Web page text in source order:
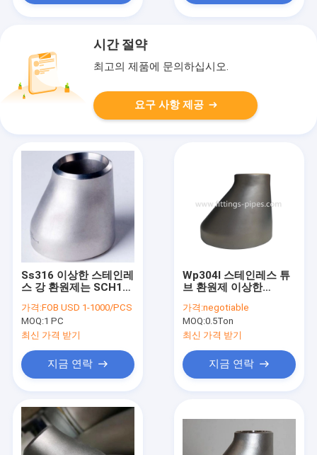
시간 절약
최고의 제품에 문의하십시오.
요구 사항 제공
Ss316 이상한 스테인레
스 강 환원제는 SCH10
합니다
가격:FOB USD 1-1000/PCS
MOQ:1 PC
최신 가격 받기
지금 연락
Wp304l 스테인레스 튜
브 환원제 이상한
가격:negotiable
MOQ:0.5Ton
최신 가격 받기
지금 연락